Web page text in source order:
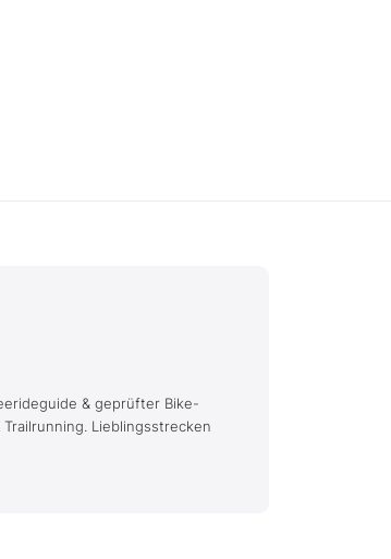
& geprüfter Bike-
Lieblingsstrecken